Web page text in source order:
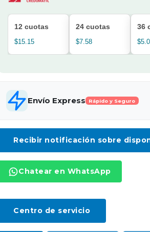
12 cuotas
$15.15
24 cuotas
$7.58
36
Envío Express Rápido y Seguro
Recibir notificación sobre
Chatear en WhatsApp
Centro de servicio